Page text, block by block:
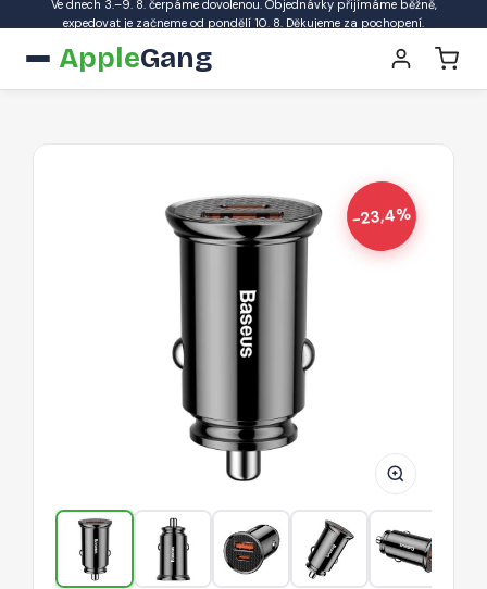
Ve dnech 3.–9. 8. čerpáme dovolenou. Objednávky přijímáme běžně,
expedovat je začneme od pondělí 10. 8. Děkujeme za pochopení.
AppleGang
-23,4%
BASEUS
Circular
30W
autonabíječka
USB+USB-
C
PD